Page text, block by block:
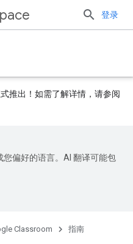
登录
推出！如需了解详情，请参阅
您偏好的语言。AI 翻译可能包
Classroom 指南